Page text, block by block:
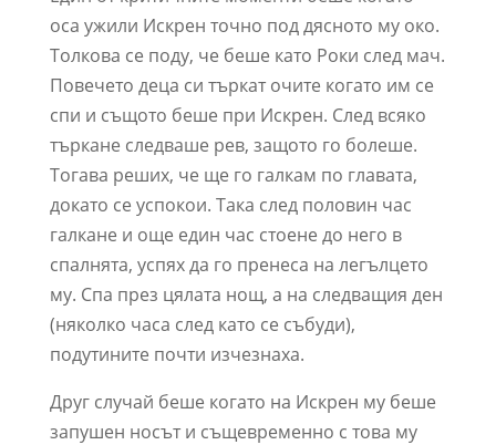
оса ужили Искрен точно под дясното му око.
Толкова се поду, че беше като Роки след мач.
Повечето деца си търкат очите когато им се
спи и същото беше при Искрен. След всяко
търкане следваше рев, защото го болеше.
Тогава реших, че ще го галкам по главата,
докато се успокои. Така след половин час
галкане и още един час стоене до него в
спалнята, успях да го пренеса на легълцето
му. Спа през цялата нощ, а на следващия ден
(няколко часа след като се събуди),
подутините почти изчезнаха.
Друг случай беше когато на Искрен му беше
запушен носът и същевременно с това му